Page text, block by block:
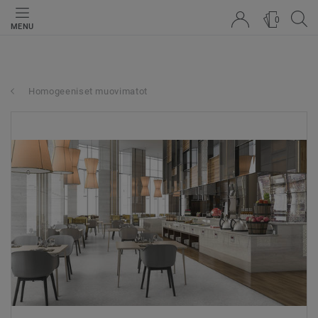
MENU
0
Homogeeniset muovimatot